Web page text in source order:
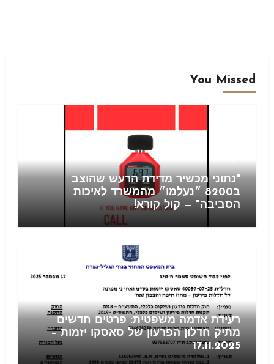
You Missed
"נתוני מכשיר מדידת הרעש שהוצב
ב8200 ״נעלמו״ מהמשרד לאיכות
הסביבה" — קול קורא!
חוזים
רעידת אדמה משפטית: פרטים חדשים
מתיק חדלון הפרעון של סאסקו יזמות –
17.11.2025